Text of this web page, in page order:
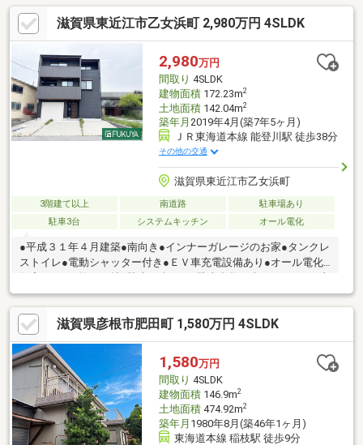
ス横約6.05ｍ×奥行約2.1ｍ。）※家具・調度品は売買対象に含まれ
ませんFUKUYAグループでは引っ越しやインターネットなどの企
業様と連携し、お客様が不動産のお取引後も快適に新生活を送れ
るようご優待割引等にてサービスの提供に取り組んでおります。
お気軽にお問合せ下さいませ。
滋賀県東近江市乙女浜町 2,980万円 4SLDK
2,980万円
間取り 4SLDK
建物面積172.23m2
土地面積142.04m2
築年月 2019年4月(築7年5ヶ月)
ＪＲ東海道本線 能登川駅 徒歩38分
その他の交通
滋賀県東近江市乙女浜町
3階建て以上 南道路
駐車場あり
駐車3台
システムキッチン オール電化
●平成３１年４月建築●南向き●インナーガレージのお家●タンクレ
ストイレ●電動シャッター付き●ＥＶ車充電設備あり●オール電化
地約４２．９６坪■駐車台数は車種による■契約不適合責任免責※
設備の修復義務面積■１階建物面積にガレージ約２１．５平米が
含まれていますFUKUYAグループでは引っ越しやインターネット
などの企業様と連携し、お客様が不動産のお取引後も快適に新生
活を送れるようご優待割引等にてサービスの提供に取り組んでお
ります。お気軽にお問合せ下さいませ。
滋賀県彦根市肥田町 1,580万円 4SLDK
1,580万円
間取り 4SLDK
建物面積146.9m2
土地面積474.92m2
築年月 1980年8月(築46年1ヶ月)
東海道本線 稲枝駅 徒歩9分